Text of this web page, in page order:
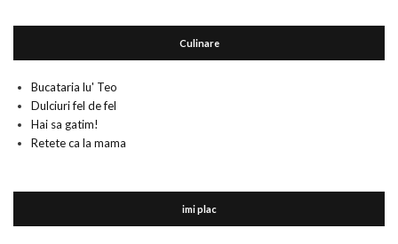
Culinare
Bucataria lu' Teo
Dulciuri fel de fel
Hai sa gatim!
Retete ca la mama
imi plac